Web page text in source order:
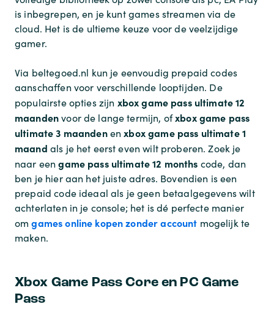
is inbegrepen, en je kunt games streamen via de
cloud. Het is de ultieme keuze voor de veelzijdige
gamer.
Via beltegoed.nl kun je eenvoudig prepaid codes
aanschaffen voor verschillende looptijden. De
populairste opties zijn xbox game pass ultimate 12
maandenvoor de lange termijn, ofxbox game pass
ultimate 3 maandenenxbox game pass ultimate 1
maand als je het eerst even wilt proberen. Zoek je
naar eengame pass ultimate 12 months code, dan
ben je hier aan het juiste adres. Bovendien is een
prepaid code ideaal als je geen betaalgegevens wilt
achterlaten in je console; het is dé perfecte manier
omgames online kopen zonder account mogelijk te
maken.
Xbox Game Pass Core en PC Game
Pass